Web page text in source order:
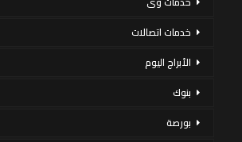
خدمات اتصالات
الأبراج اليوم
بنوك
بورصة